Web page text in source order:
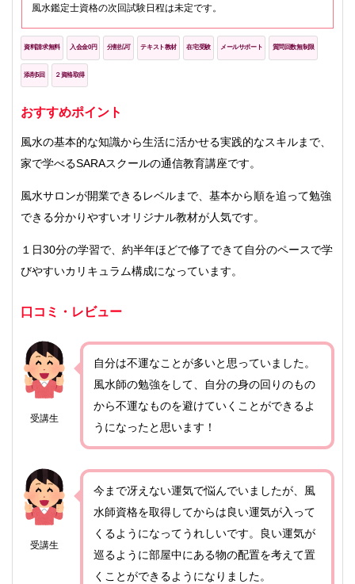
風水鑑定士資格の次回試験日程は未定です。
資料請求無料 入会金0円 分割払可 テキスト教材 在宅受験 メールサポート 質問回数無制限
添削5回 ２資格取得
おすすめポイント
風水の基本的な知識から生活に活かせる実践的なスキルまで、
家で学べるSARAスクールの通信教育講座です。
風水サロンが開業できるレベルまで、基本から順を追って勉強
できる分かりやすいオリジナル教材が人気です。
１日30分の学習で、約半年ほどで修了できて自分のペースで学
びやすいカリキュラム構成になっています。
口コミ・レビュー
受講生
自分は不運なことが多いと思っていました。
風水師の勉強をして、自分の身の回りのもの
から不運なものを避けていくことができるよ
うになったと思います！
受講生
今まで冴えない運気で悩んでいましたが、風
水師資格を取得してからは良い運気が入って
くるようになってうれしいです。良い運気が
巡るように部屋中にある物の配置を考えて置
くことができるようになりました。